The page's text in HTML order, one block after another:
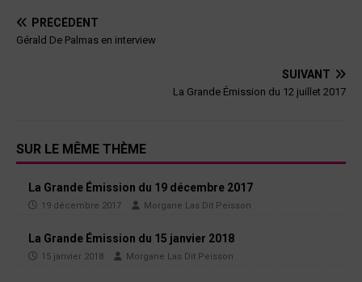
PRÉCÉDENT
Gérald De Palmas en interview
SUIVANT
La Grande Émission du 12 juillet 2017
SUR LE MÊME THÈME
La Grande Émission du 19 décembre 2017
19 décembre 2017 Morgane Las Dit Peisson
La Grande Émission du 15 janvier 2018
15 janvier 2018 Morgane Las Dit Peisson